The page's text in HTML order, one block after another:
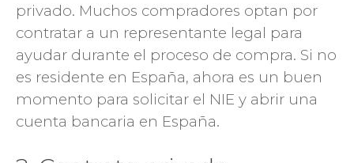
privado. Muchos compradores optan por
contratar a un representante legal para
ayudar durante el proceso de compra. Si no
es residente en España, ahora es un buen
momento para solicitar el NIE y abrir una
cuenta bancaria en España.